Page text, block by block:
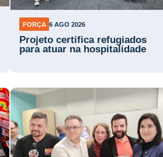
FORÇA 6 AGO 2026
Projeto certifica refugiados
para atuar na hospitalidade